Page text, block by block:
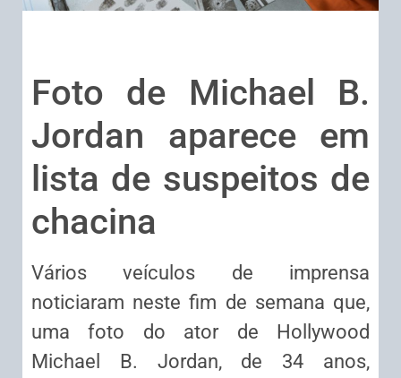
Foto de Michael B.
Jordan aparece em
lista de suspeitos de
chacina
Vários veículos de imprensa
noticiaram neste fim de semana que,
uma foto do ator de Hollywood
Michael B. Jordan, de 34 anos,